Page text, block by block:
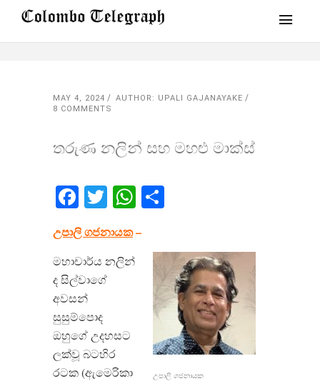
MAY 4, 2024
AUTHOR: UPALI GAJANAYAKE
8 COMMENTS
තරුණ නලින් සහ මහළු මාක්ස්
Facebook
TwitterWhatsApp
උපාලි ගජනායක–
උපාලි ගජනායක
මහාචාර්ය නලින්
ද සිල්වාගේ
අවසන්
සුසුම්පොද
ඔහුගේ උදහසට
ලක්වූ බටහිර
රටක (ඇමෙරිකා